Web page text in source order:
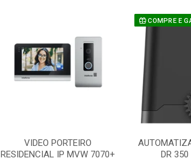
VIDEO PORTEIRO
RESIDENCIAL IP MVW 7070+
COMPRE E
DR 350